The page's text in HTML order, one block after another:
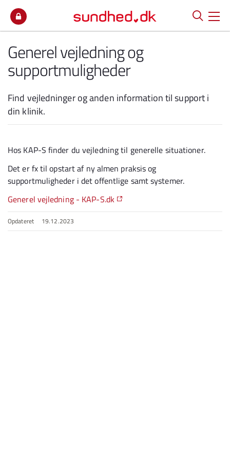
Generel vejledning og
supportmuligheder
Find vejledninger og anden information til support i
din klinik.
Hos KAP-S finder du vejledning til generelle situationer.
Det er fx til opstart af ny almen praksis og
supportmuligheder i det offentlige samt systemer.
Generel vejledning - KAP-S.dk
Opdateret 19.12.2023